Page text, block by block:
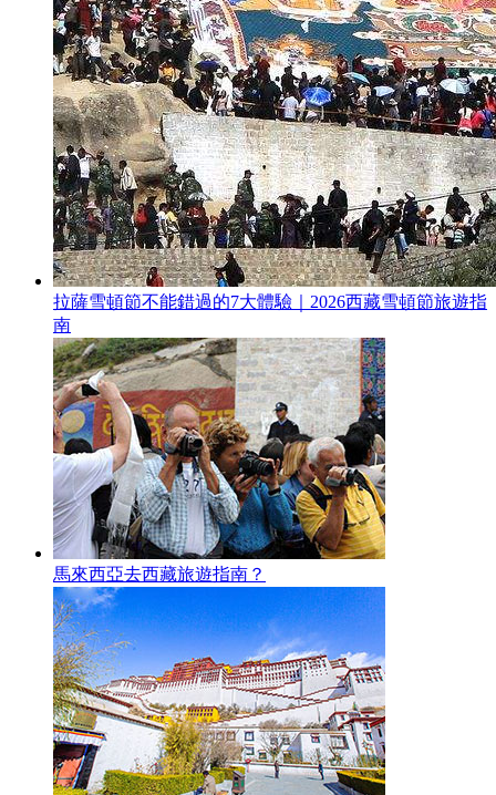
拉薩雪頓節不能錯過的7大體驗｜2026西藏雪頓節旅遊指
南
馬來西亞去西藏旅遊指南？